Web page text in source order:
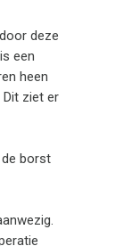
deze
een
heen
ziet er
borst